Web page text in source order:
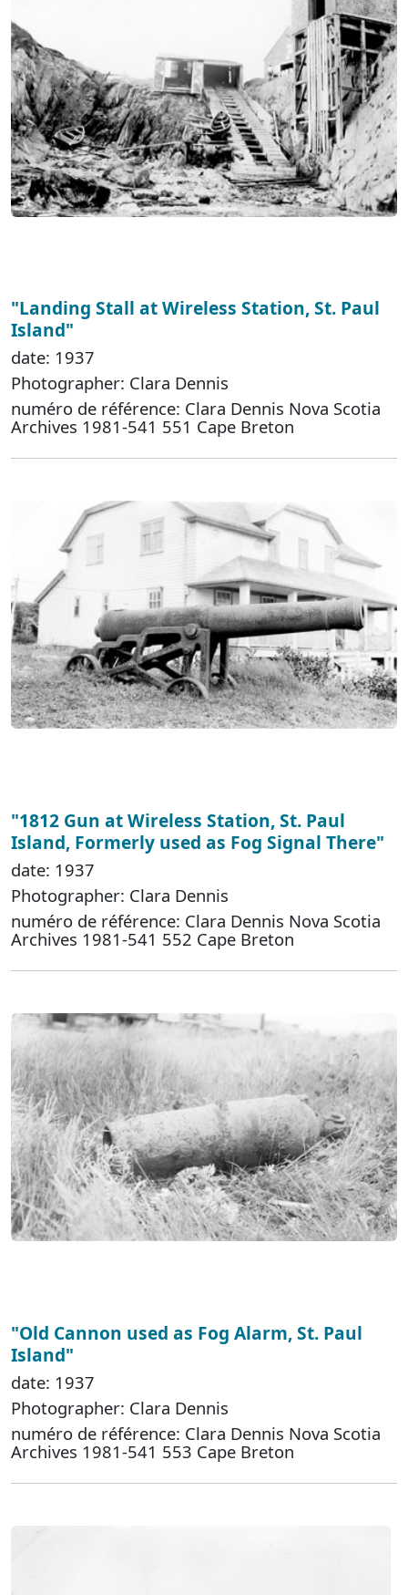
"Landing Stall at Wireless Station, St. Paul
Island"
date: 1937
Photographer: Clara Dennis
numéro de référence: Clara Dennis Nova Scotia
Archives 1981-541 551 Cape Breton
"1812 Gun at Wireless Station, St. Paul
Island, Formerly used as Fog Signal There"
date: 1937
Photographer: Clara Dennis
numéro de référence: Clara Dennis Nova Scotia
Archives 1981-541 552 Cape Breton
"Old Cannon used as Fog Alarm, St. Paul
Island"
date: 1937
Photographer: Clara Dennis
numéro de référence: Clara Dennis Nova Scotia
Archives 1981-541 553 Cape Breton